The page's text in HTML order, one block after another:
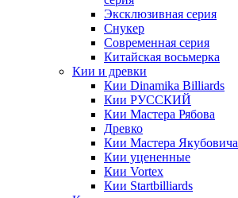
Эксклюзивная серия
Снукер
Современная серия
Китайская восьмерка
Кии и древки
Кии Dinamika Billiards
Кии РУССКИЙ
Кии Мастера Рябова
Древко
Кии Мастера Якубовича
Кии уцененные
Кии Vortex
Кии Startbilliards